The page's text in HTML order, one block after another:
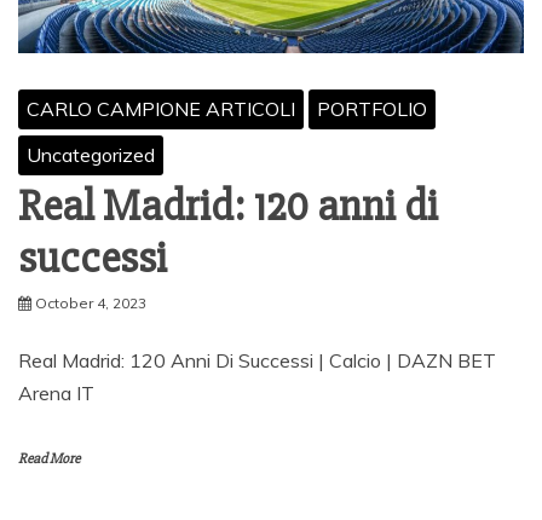
CARLO CAMPIONE ARTICOLI
PORTFOLIO
Uncategorized
Real Madrid: 120 anni di
successi
October 4, 2023
Real Madrid: 120 Anni Di Successi | Calcio | DAZN BET
Arena IT
Read More